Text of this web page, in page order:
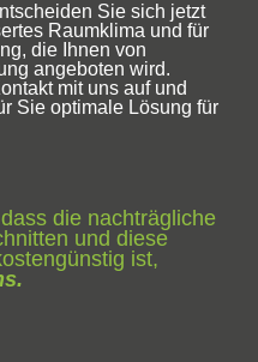
Sie sich jetzt
Raumklima und für
die Ihnen von
angeboten wird.
mit uns auf und
Sie optimale Lösung für
die nachträgliche
und diese
ist,